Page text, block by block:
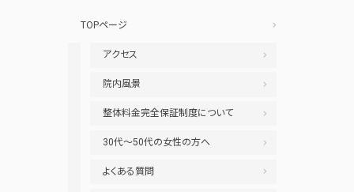
TOPページ
アクセス
院内風景
整体料金完全保証制度について
30代～50代の女性の方へ
よくある質問